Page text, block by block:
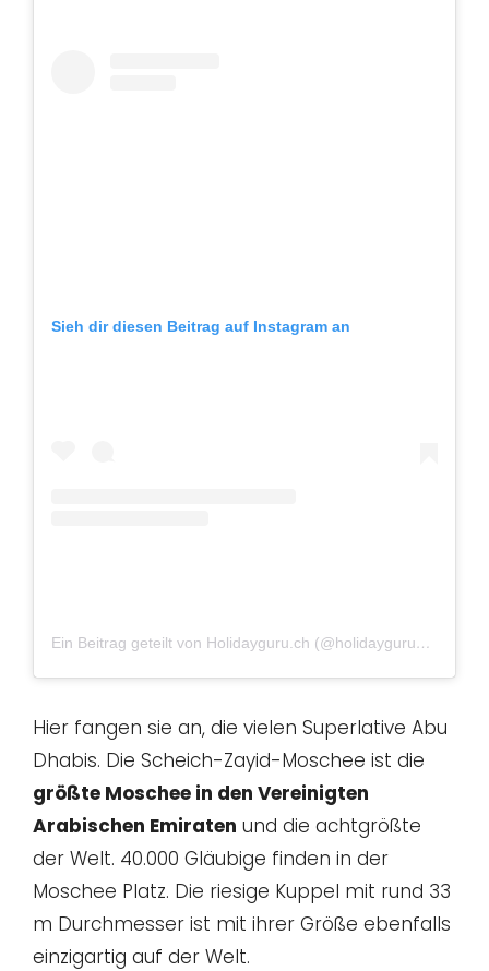
Sieh dir diesen Beitrag auf Instagram an
Ein Beitrag geteilt von Holidayguru.ch (@holidayguru_ch)
Hier fangen sie an, die vielen Superlative Abu
Dhabis. Die Scheich-Zayid-Moschee ist die
größte Moschee in den Vereinigten
Arabischen Emiraten und die achtgrößte
der Welt. 40.000 Gläubige finden in der
Moschee Platz. Die riesige Kuppel mit rund 33
m Durchmesser ist mit ihrer Größe ebenfalls
einzigartig auf der Welt.